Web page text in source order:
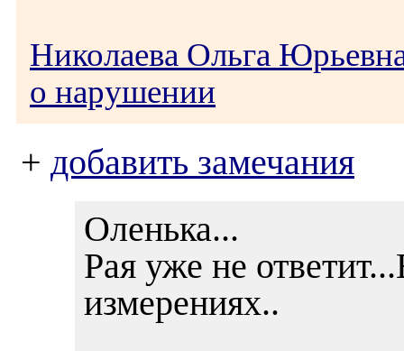
Николаева Ольга
о нарушении
+ добавить замечания
Оленька...
Рая уже не
измерениях..